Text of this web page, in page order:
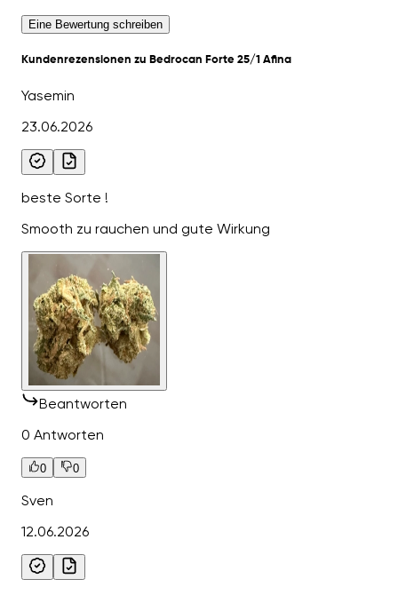
Eine Bewertung schreiben
Kundenrezensionen zu Bedrocan Forte 25/1 Afina
Yasemin
23.06.2026
beste Sorte !
Smooth zu rauchen und gute Wirkung
Beantworten
0 Antworten
0 0
Sven
12.06.2026